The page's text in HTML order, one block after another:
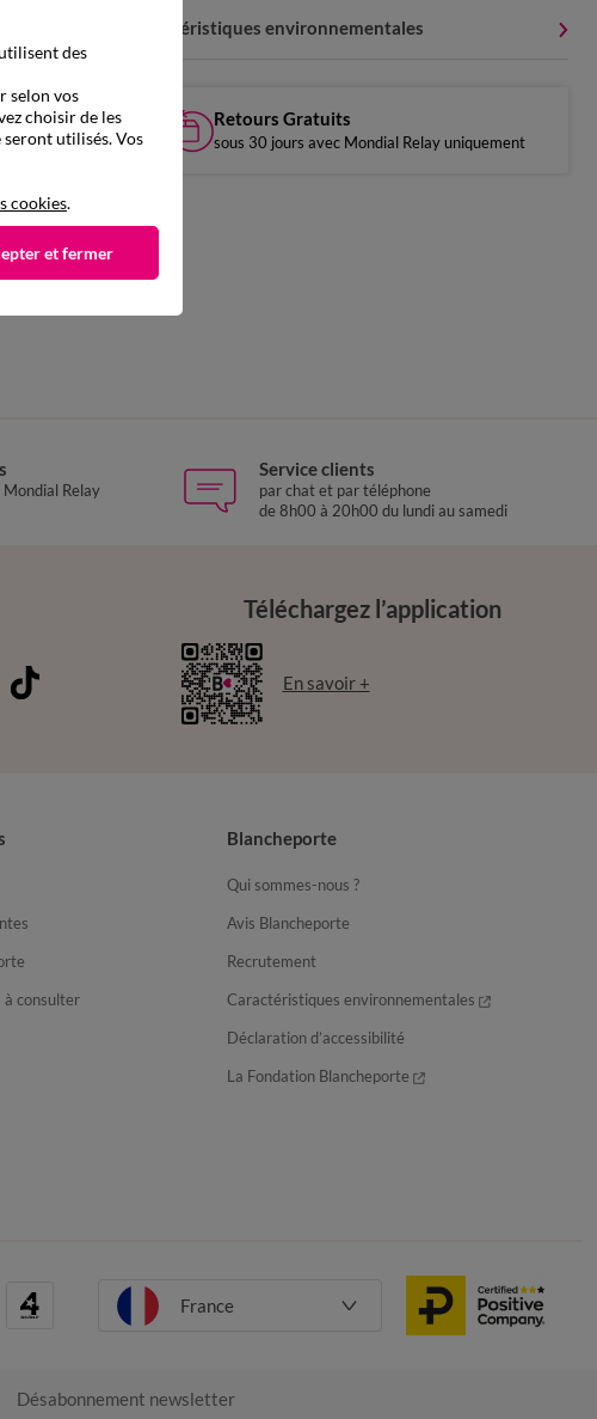
Caractéristiques environnementales
Retours Gratuits
sous 30 jours avec Mondial Relay uniquement
Relay
Service clients
par chat et par téléphone
de 8h00 à 20h00 du lundi au samedi
Téléchargez l’application
En savoir +
à consulter
Blancheporte
Qui sommes-nous ?
Avis Blancheporte
Recrutement
Caractéristiques environnementales
Déclaration d’accessibilité
La Fondation Blancheporte
France
Désabonnement newsletter
des
selon vos
choisir de les
seront utilisés. Vos
cookies.
et fermer